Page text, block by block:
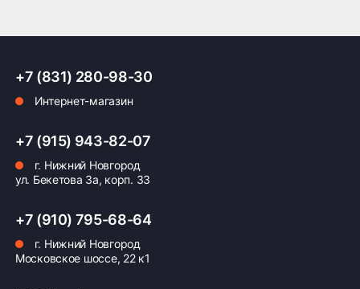
+7 (831) 280-98-30
Интернет-магазин
+7 (915) 943-82-07
г. Нижний Новгород
ул. Бекетова 3а, корп. 33
+7 (910) 795-68-64
г. Нижний Новгород
Московское шоссе, 22 к1